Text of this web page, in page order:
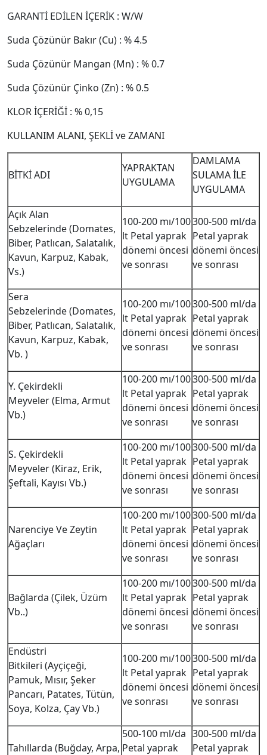
GARANTİ EDİLEN İÇERİK : W/W
Suda Çözünür Bakır (Cu) : % 4.5
Suda Çözünür Mangan (Mn) : % 0.7
Suda Çözünür Çinko (Zn) : % 0.5
KLOR İÇERİĞİ : % 0,15
KULLANIM ALANI, ŞEKLİ ve ZAMANI
BİTKİ ADI
YAPRAKTAN
UYGULAMA
DAMLAMA
SULAMA İLE
UYGULAMA
Açık Alan
Sebzelerinde (Domates,
Biber, Patlıcan, Salatalık,
Kavun, Karpuz, Kabak,
Vs.)
100-200 mı/100
lt Petal yaprak
dönemi öncesi
ve sonrası
300-500 ml/da
Petal yaprak
dönemi öncesi
ve sonrası
Sera
Sebzelerinde (Domates,
Biber, Patlıcan, Salatalık,
Kavun, Karpuz, Kabak,
Vb. )
100-200 mı/100
lt Petal yaprak
dönemi öncesi
ve sonrası
300-500 ml/da
Petal yaprak
dönemi öncesi
ve sonrası
Y. Çekirdekli
Meyveler (Elma, Armut
Vb.)
100-200 mı/100
lt Petal yaprak
dönemi öncesi
ve sonrası
300-500 ml/da
Petal yaprak
dönemi öncesi
ve sonrası
S. Çekirdekli
Meyveler (Kiraz, Erik,
Şeftali, Kayısı Vb.)
100-200 mı/100
lt Petal yaprak
dönemi öncesi
ve sonrası
300-500 ml/da
Petal yaprak
dönemi öncesi
ve sonrası
Narenciye Ve Zeytin
Ağaçları
100-200 mı/100
lt Petal yaprak
dönemi öncesi
ve sonrası
300-500 ml/da
Petal yaprak
dönemi öncesi
ve sonrası
Bağlarda (Çilek, Üzüm
Vb..)
100-200 mı/100
lt Petal yaprak
dönemi öncesi
ve sonrası
300-500 ml/da
Petal yaprak
dönemi öncesi
ve sonrası
Endüstri
Bitkileri (Ayçiçeği,
Pamuk, Mısır, Şeker
Pancarı, Patates, Tütün,
Soya, Kolza, Çay Vb.)
100-200 mı/100
lt Petal yaprak
dönemi öncesi
ve sonrası
300-500 ml/da
Petal yaprak
dönemi öncesi
ve sonrası
Tahıllarda (Buğday, Arpa,
500-100 ml/da
Petal yaprak
300-500 ml/da
Petal yaprak